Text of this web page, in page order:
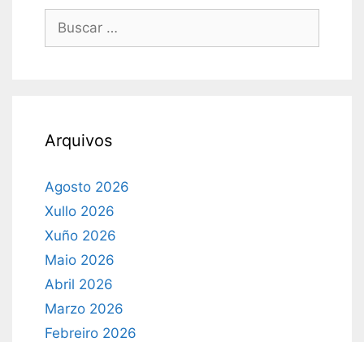
Arquivos
Agosto 2026
Xullo 2026
Xuño 2026
Maio 2026
Abril 2026
Marzo 2026
Febreiro 2026